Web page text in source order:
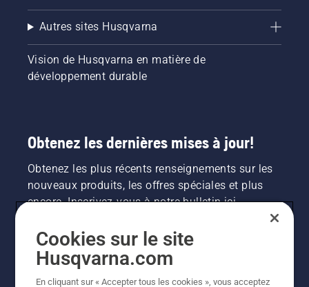
Autres sites Husqvarna
Vision de Husqvarna en matière de
développement durable
Obtenez les dernières mises à jour!
Obtenez les plus récents renseignements sur les
nouveaux produits, les offres spéciales et plus
encore. Inscrivez-vous à notre bulletin ici.
INSCRIPTION À LA NEWSLETTER
Cookies sur le site
Husqvarna.com
En cliquant sur « Accepter tous les cookies », vous acceptez